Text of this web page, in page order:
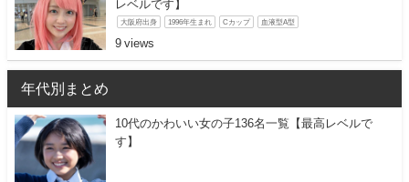
レベルです】
大阪府出身 1996年生まれ Cカップ 血液型A型
9
年代別まとめ
10代のかわいい女の子136名一覧【最高レベルで
す】